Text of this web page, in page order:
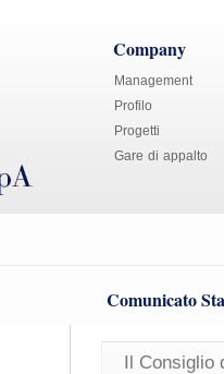
Company
Management
Profilo
Progetti
Gare di appalto
Comunicato
Il Consiglio